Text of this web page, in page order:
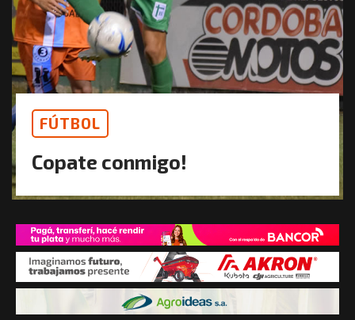
FÚTBOL
Copate conmigo!